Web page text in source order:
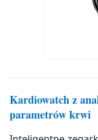
Kardiowatch z
parametrów krwi